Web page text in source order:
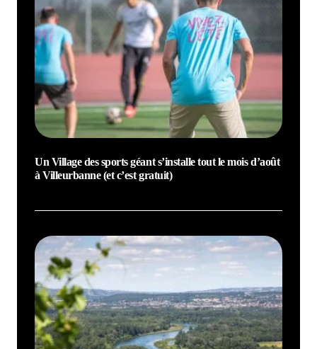
Un Village des sports géant s’installe tout le mois d’août
à Villeurbanne (et c’est gratuit)